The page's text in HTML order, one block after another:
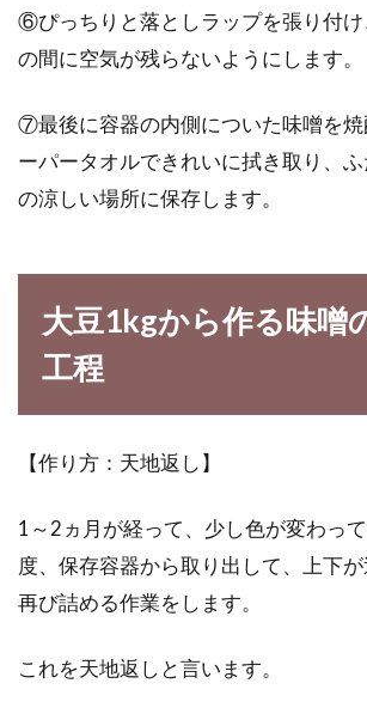
⑥ぴっちりと落としラップを張り付
の間に空気が残らないようにします。
⑦最後に容器の内側についた味噌を
ーパータオルできれいに拭き取り、
の涼しい場所に保存します。
大豆1kgから作る味噌
工程
【作り方：天地返し】
1～2ヵ月が経って、少し色が変わっ
度、保存容器から取り出して、上下
再び詰める作業をします。
これを天地返しと言います。